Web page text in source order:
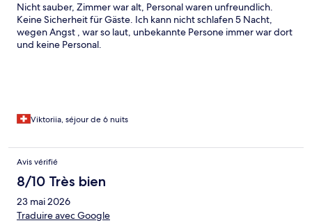
Nicht sauber, Zimmer war alt, Personal waren unfreundlich.
Keine Sicherheit für Gäste. Ich kann nicht schlafen 5 Nacht,
wegen Angst , war so laut, unbekannte Persone immer war dort
und keine Personal.
Viktoriia, séjour de 6 nuits
Avis vérifié
8/10 Très bien
23 mai 2026
Traduire avec Google